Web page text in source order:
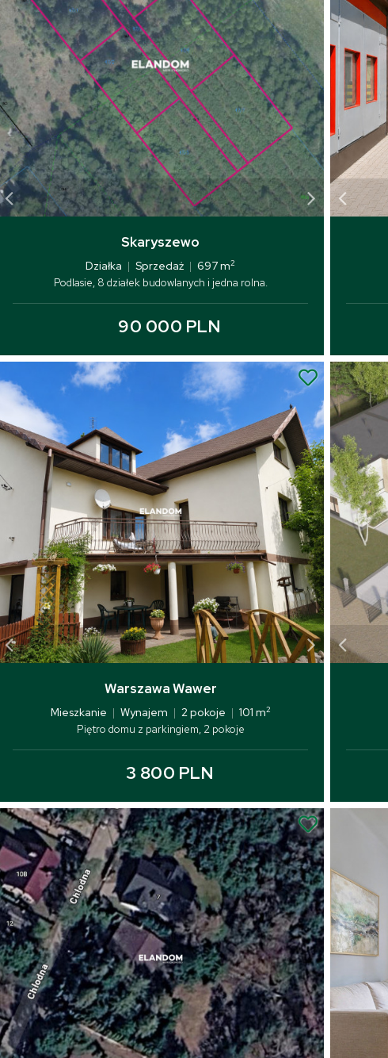
Skaryszewo
Działka | Sprzedaż | 697 m2
Podlasie, 8 działek budowlanych i jedna rolna.
90 000 PLN
Warszawa Wawer
Mieszkanie | Wynajem | 2 pokoje | 101 m2
Piętro domu z parkingiem, 2 pokoje
3 800 PLN